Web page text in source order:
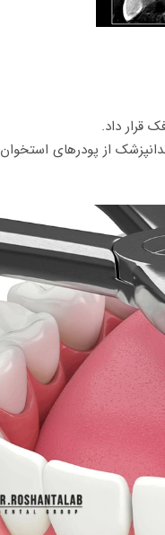
قرار داد.
از پودرهای استخوان